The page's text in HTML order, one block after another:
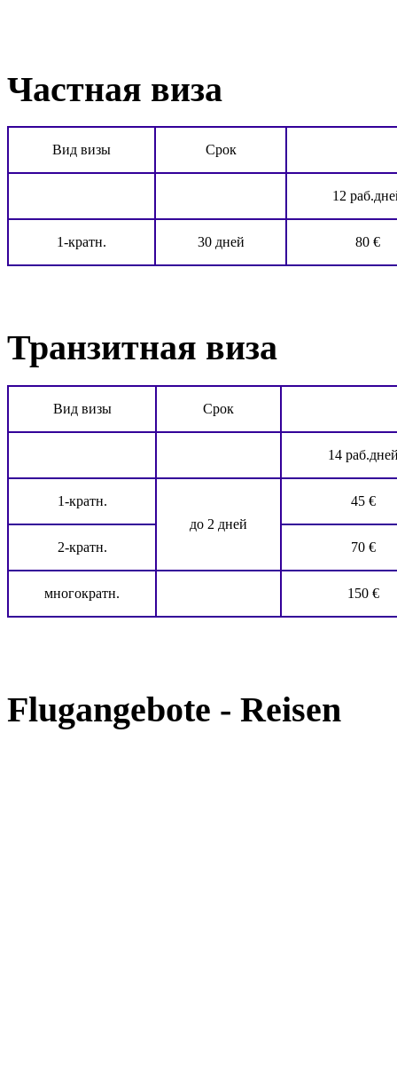
Частная виза
Вид визы Срок
12
1-кратн. 30 дней 80 €
Транзитная виза
Вид визы Срок
14
1-кратн.
до 2 дней
45 €
2-кратн. 70 €
многократн. 150 €
Flugangebote - Reisen